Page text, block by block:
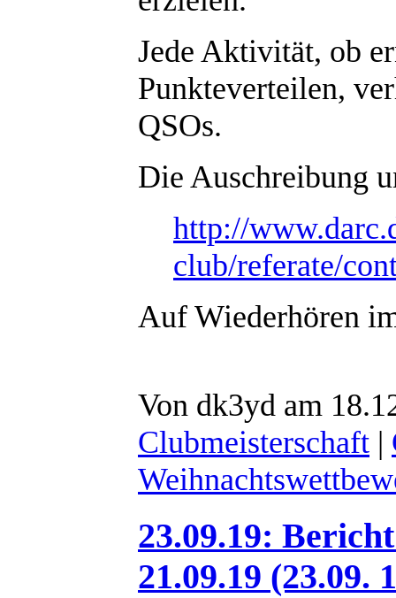
Jede Aktivität, ob
Punkteverteilen,
QSOs.
Die Auschreibung
http://
club/referate/
Auf Wiederhören
Von dk3yd am
Clubmeisterschaft |
23.09.19:
21.09.19 (23.09.